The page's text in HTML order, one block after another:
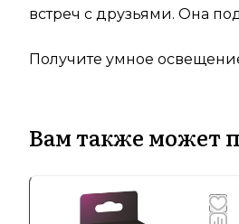
встреч с друзьями. Она
Получите умное
Вам также может